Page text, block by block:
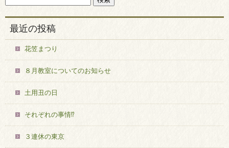
最近の投稿
花笠まつり
８月教室についてのお知らせ
土用丑の日
それぞれの事情⁉
３連休の東京